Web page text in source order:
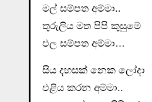
මල් සම්පත අම්මා..
තුරුලිය මත පිපි කුසුමේ
ඵල සම්පත අම්මා…
සිය දහසක් නෙක ලෝදා
එළිය කරන අම්මා..